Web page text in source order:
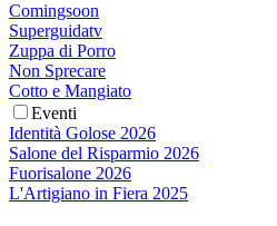
Comingsoon
Superguidatv
Zuppa di Porro
Non Sprecare
Cotto e Mangiato
Eventi
Identità Golose 2026
Salone del Risparmio 2026
Fuorisalone 2026
L'Artigiano in Fiera 2025